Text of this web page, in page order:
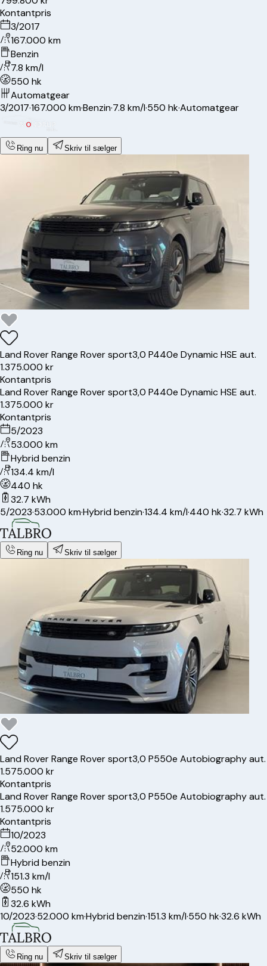
Kontantpris
3/2017
167.000 km
Benzin
7.8 km/l
550 hk
Automatgear
3/2017·167.000 km·Benzin·7.8 km/l·550 hk·Automatgear
Ring nu Skriv til sælger
Land RoverRange Rover sport3,0 P440e Dynamic HSE aut.
1.375.000 kr
Kontantpris
Land RoverRange Rover sport3,0 P440e Dynamic HSE aut.
1.375.000 kr
Kontantpris
5/2023
53.000 km
Hybrid benzin
134.4 km/l
440 hk
32.7 kWh
5/2023·53.000 km·Hybrid benzin·134.4 km/l·440 hk·32.7 kWh
Ring nu Skriv til sælger
Land RoverRange Rover sport3,0 P550e Autobiography aut.
1.575.000 kr
Kontantpris
Land RoverRange Rover sport3,0 P550e Autobiography aut.
1.575.000 kr
Kontantpris
10/2023
52.000 km
Hybrid benzin
151.3 km/l
550 hk
32.6 kWh
10/2023·52.000 km·Hybrid benzin·151.3 km/l·550 hk·32.6 kWh
Ring nu Skriv til sælger